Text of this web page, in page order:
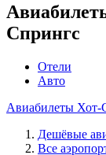
Спрингс
Отели
Авто
Авиабилеты
Дешёвые
Все